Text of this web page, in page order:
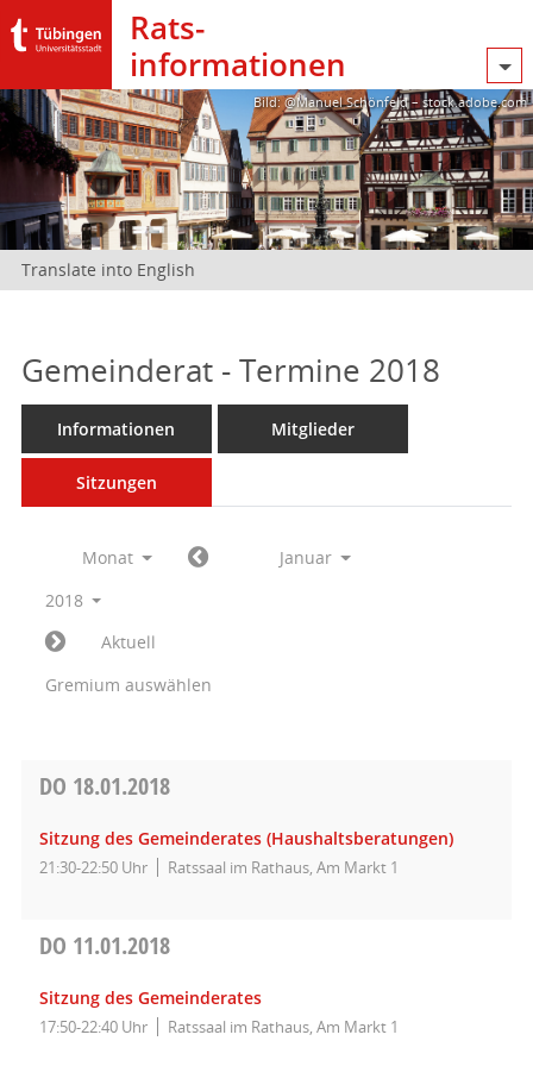
Rats­
informationen
Bild: @Manuel Schönfeld – stock.adobe.com
Translate into English
Gemeinderat - Termine 2018
Informationen Mitglieder
Sitzungen
Monat
Januar
2018
Aktuell
Gremium auswählen
DO 18.01.2018
Sitzung des Gemeinderates (Haushaltsberatungen)
21:30-22:50 Uhr Ratssaal im Rathaus, Am Markt 1
DO 11.01.2018
Sitzung des Gemeinderates
17:50-22:40 Uhr Ratssaal im Rathaus, Am Markt 1